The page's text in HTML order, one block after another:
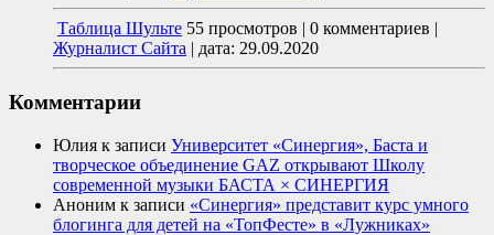
Таблица Шульте 55 просмотров | 0 комментариев |
Журналист Сайта | дата: 29.09.2020
Комментарии
Юлия к записи Университет «Синергия», Баста и
творческое объединение GAZ открывают Школу
современной музыки БАСТА × СИНЕРГИЯ
Аноним к записи «Синергия» представит курс умного
блогинга для детей на «ТопФесте» в «Лужниках»